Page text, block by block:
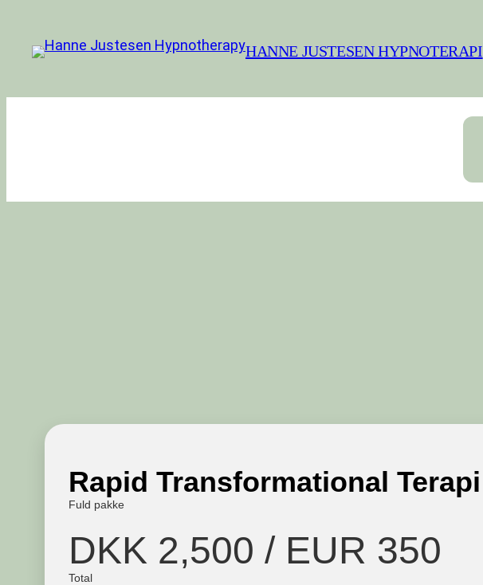
indhold
HANNE JUSTESEN HYPNOTERAPI
Rapid Transformational Terapi
Fuld pakke
DKK 2,500 / EUR 350
Total